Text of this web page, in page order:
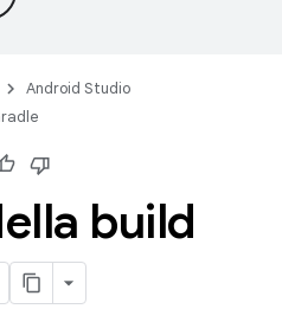
Android Studio
build